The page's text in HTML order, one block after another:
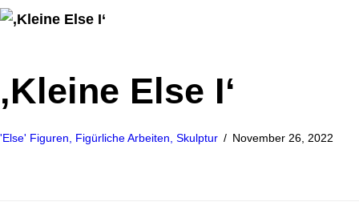
‚Kleine Else I‘
'Else' Figuren, Figürliche Arbeiten, Skulptur November 26, 2022